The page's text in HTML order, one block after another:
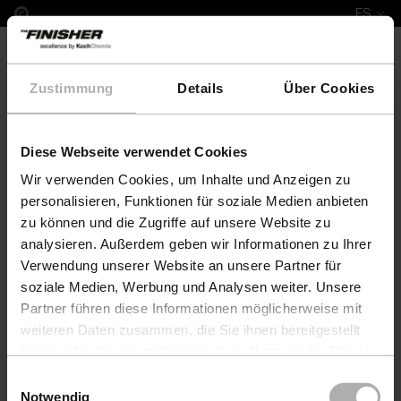
Zustimmung Details Über Cookies
Diese Webseite verwendet Cookies
Wir verwenden Cookies, um Inhalte und Anzeigen zu
personalisieren, Funktionen für soziale Medien anbieten
zu können und die Zugriffe auf unsere Website zu
analysieren. Außerdem geben wir Informationen zu Ihrer
Verwendung unserer Website an unsere Partner für
soziale Medien, Werbung und Analysen weiter. Unsere
Partner führen diese Informationen möglicherweise mit
weiteren Daten zusammen, die Sie ihnen bereitgestellt
Einstellungen zu den Cookies finden Sie unter
Notwendig
ES
COLOURLOCK Leather Fresh Colour & Protect Set